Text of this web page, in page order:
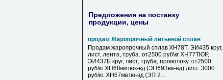
Предложения на поставку
продукции, цены
продам Жаропрочный литьевой сплав
Продам жаропрочный сплав ХН78Т, ЭИ435 круг,
лист, лента, труба. от2500 руб\кг ХН77ТЮР,
ЭИ437Б круг, лист, труба, проволоку. от2500
руб/кг ХН68вмтюк-вд (ЭП693ва-вд) лист. 3000
руб/кг. ХН67мвтю-вд (ЭП 2...